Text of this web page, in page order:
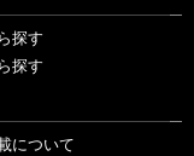
探す
探す
について